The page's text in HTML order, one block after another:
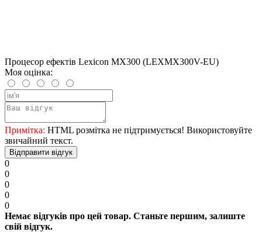
Процесор ефектів Lexicon MX300 (LEXMX300V-EU)
Моя оцінка:
Примітка: HTML розмітка не підтримується! Використовуйте
звичайний текст.
Відправити відгук
0
0
0
0
0
Немає відгуків про цей товар. Станьте першим, залиште
свій відгук.